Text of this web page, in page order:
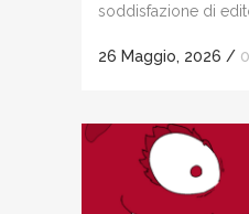
soddisfazione di
26 Maggio, 2026 /